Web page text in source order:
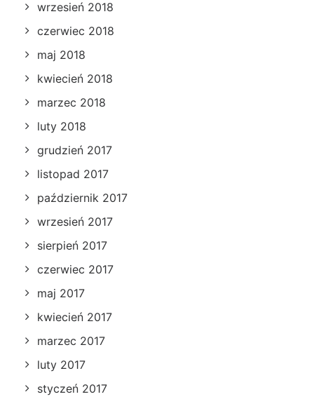
wrzesień 2018
czerwiec 2018
maj 2018
kwiecień 2018
marzec 2018
luty 2018
grudzień 2017
listopad 2017
październik 2017
wrzesień 2017
sierpień 2017
czerwiec 2017
maj 2017
kwiecień 2017
marzec 2017
luty 2017
styczeń 2017